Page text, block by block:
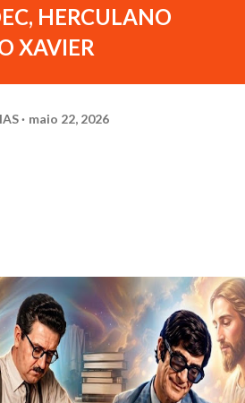
HERCULANO
XAVIER
maio 22, 2026